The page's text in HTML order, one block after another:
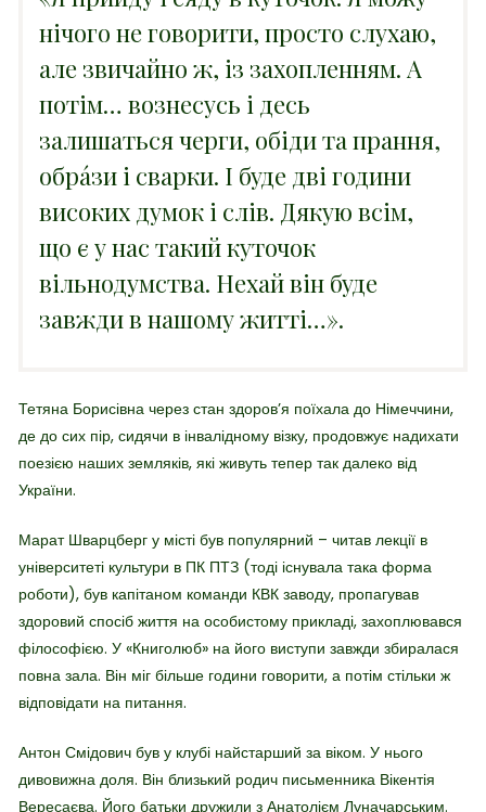
нічого не говорити, просто слухаю,
але звичайно ж, із захопленням. А
потім… вознесусь і десь
залишаться черги, обіди та прання,
обрáзи і сварки. І буде дві години
високих думок і слів. Дякую всім,
що є у нас такий куточок
вільнодумства. Нехай він буде
завжди в нашому житті…».
Тетяна Борисівна через стан здоров’я поїхала до Німеччини,
де до сих пір, сидячи в інвалідному візку, продовжує надихати
поезією наших земляків, які живуть тепер так далеко від
України.
Марат Шварцберг у місті був популярний – читав лекції в
університеті культури в ПК ПТЗ (тоді існувала така форма
роботи), був капітаном команди КВК заводу, пропагував
здоровий спосіб життя на особистому прикладі, захоплювався
філософією. У «Книголюб» на його виступи завжди збиралася
повна зала. Він міг більше години говорити, а потім стільки ж
відповідати на питання.
Антон Смідович був у клубі найстарший за віком. У нього
дивовижна доля. Він близький родич письменника Вікентія
Вересаєва. Його батьки дружили з Анатолієм Луначарським.